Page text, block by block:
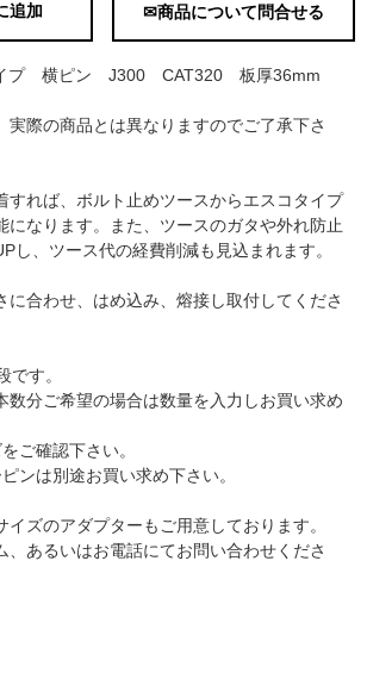
追加 ✉商品について問合せる
プ 横ピン J300 CAT320 板厚36mm
実際の商品とは異なりますのでご了承下さ
すれば、ボルト止めツースからエスコタイプ
になります。また、ツースのガタや外れ防止
し、ツース代の経費削減も見込まれます。
に合わせ、はめ込み、熔接し取付してくださ
です。
分ご希望の場合は数量を入力しお買い求め
ご確認下さい。
ンは別途お買い求め下さい。
イズのアダプターもご用意しております。
、あるいはお電話にてお問い合わせくださ